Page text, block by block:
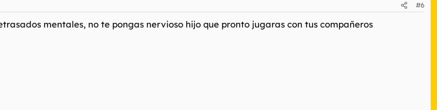
#6
mentales, no te pongas nervioso hijo que pronto jugaras con tus compañeros